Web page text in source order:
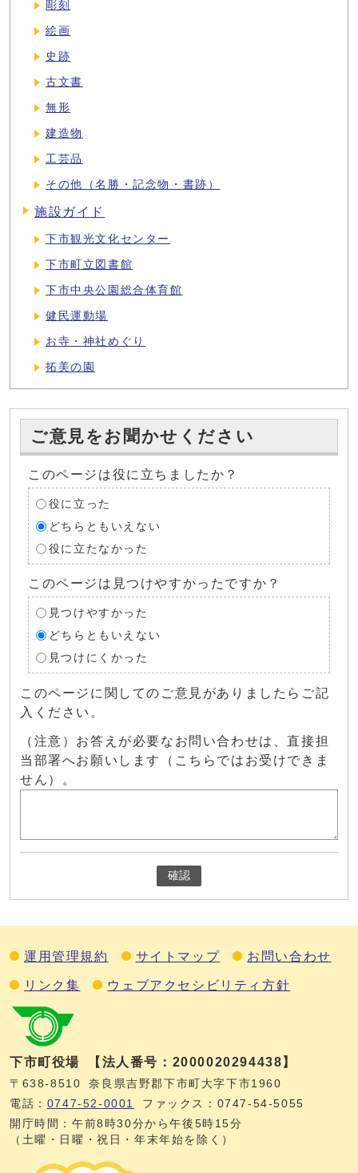
彫刻
絵画
史跡
古文書
無形
建造物
工芸品
その他（名勝・記念物・書跡）
施設ガイド
下市観光文化センター
下市町立図書館
下市中央公園総合体育館
健民運動場
お寺・神社めぐり
拓美の園
ご意見をお聞かせください
このページは役に立ちましたか？
役に立った
どちらともいえない
役に立たなかった
このページは見つけやすかったですか？
見つけやすかった
どちらともいえない
見つけにくかった
このページに関してのご意見がありましたらご記
入ください。
（注意）お答えが必要なお問い合わせは、直接担
当部署へお願いします（こちらではお受けできま
せん）。
確認
運用管理規約 サイトマップ お問い合わせ
リンク集 ウェブアクセシビリティ方針
下市町役場 【法人番号：2000020294438】
〒638-8510
奈良県吉野郡下市町大字下市1960
電話： 0747‐52‐0001
ファックス：0747‐54‐5055
開庁時間：午前8時30分から午後5時15分
（土曜・日曜・祝日・年末年始を除く）